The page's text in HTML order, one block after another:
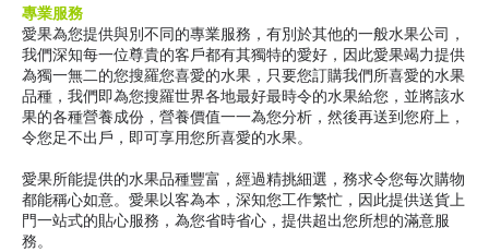
專業服務
愛果為您提供與別不同的專業服務，有別於其他的一般水果公司，
我們深知每一位尊貴的客戶都有其獨特的愛好，因此愛果竭力提供
為獨一無二的您搜羅您喜愛的水果，只要您訂購我們所喜愛的水果
品種，我們即為您搜羅世界各地最好最時令的水果給您，並將該水
果的各種營養成份，營養價值一一為您分析，然後再送到您府上，
令您足不出戶，即可享用您所喜愛的水果。
愛果所能提供的水果品種豐富，經過精挑細選，務求令您每次購物
都能稱心如意。愛果以客為本，深知您工作繁忙，因此提供送貨上
門一站式的貼心服務，為您省時省心，提供超出您所想的滿意服
務。